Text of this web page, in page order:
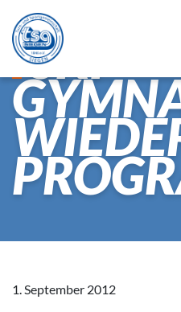
SKI-
1. September 2012